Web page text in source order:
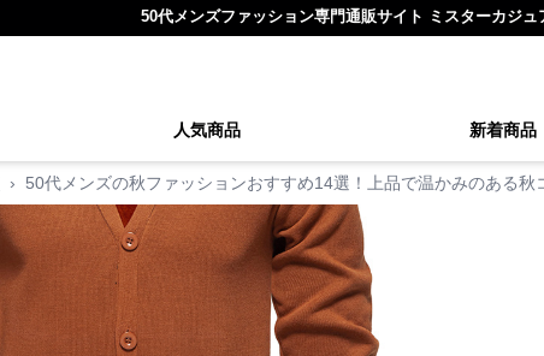
50代メンズファッション専門通販サイト ミスターカジュ
人気商品 新着商品
› 50代メンズの秋ファッションおすすめ14選！上品で温かみのある